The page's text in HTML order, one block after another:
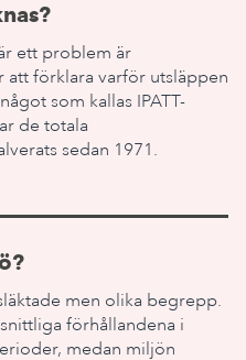
ett problem är
att förklara varför utsläppen
som kallas IPATT-
de totala
sedan 1971.
men olika begrepp.
förhållandena i
medan miljön